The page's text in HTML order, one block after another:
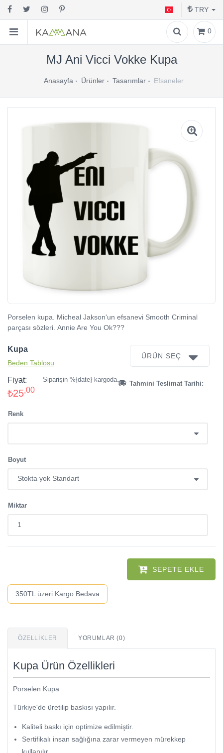
TRY
0
MJ Ani Vicci Vokke Kupa
Anasayfa Ürünler Tasarımlar Efsaneler
Porselen kupa. Micheal Jakson'un efsanevi Smooth Criminal
parçası sözleri. Annie Are You Ok???
Kupa
Beden Tablosu
ÜRÜN SEÇ
Fiyat:
₺25,00
Tahmini Teslimat Tarihi:
Siparişin %{date} kargoda.
Renk
Boyut
Miktar
SEPETE EKLE
350TL üzeri Kargo Bedava
ÖZELLIKLER YORUMLAR (0)
Kupa Ürün Özellikleri
Porselen Kupa
Türkiye'de üretilip baskısı yapılır.
Kaliteli baskı için optimize edilmiştir.
Sertifikalı insan sağlığına zarar vermeyen mürekkep